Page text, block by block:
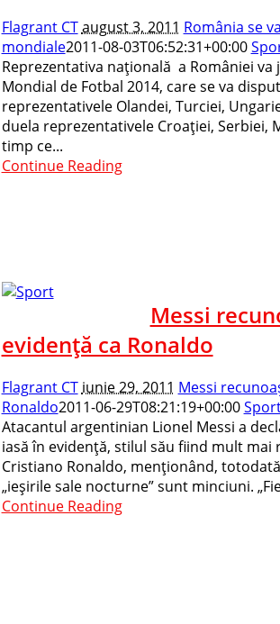
Flagrant CT august 3, 2011 România se
mondiale2011-08-03T06:52:31+00:00
Reprezentativa naţională a României
Mondial de Fotbal 2014, care se va
reprezentativele Olandei, Turciei,
duela reprezentativele Croaţiei, Serbiei,
timp ce...
Continue Reading
Messi
evidenţă ca Ronaldo
Flagrant CT iunie 29, 2011 Messi
Ronaldo2011-06-29T08:21:19+00:00
Atacantul argentinian Lionel Messi a
iasă în evidenţă, stilul său fiind mult
Cristiano Ronaldo, menţionând,
„ieşirile sale nocturne” sunt minciuni.
Continue Reading